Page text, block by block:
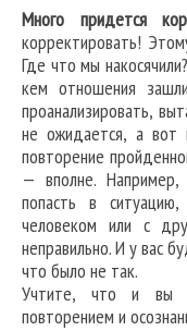
Много придется
корректировать!
Где что мы
кем отношения
проанализировать,
не ожидается, а вот
повторение
— вполне.
попасть в
человеком или с
неправильно. И у вас
что было не так.
Учтите, что и вы
повторением и